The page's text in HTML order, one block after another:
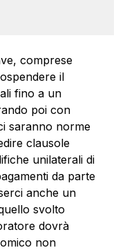
comprese
il
fino a un
poi con
saranno norme
clausole
unilaterali di
da parte
anche un
svolto
dovrà
non